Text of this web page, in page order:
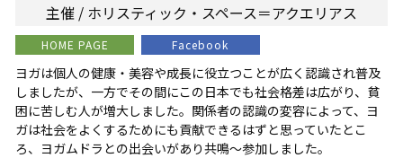
主催 / ホリスティック・スペース＝アクエリアス
HOME PAGE Facebook
ヨガは個人の健康・美容や成長に役立つことが広く認識され普及
しましたが、一方でその間にこの日本でも社会格差は広がり、貧
困に苦しむ人が増大しました。関係者の認識の変容によって、ヨ
ガは社会をよくするためにも貢献できるはずと思っていたとこ
ろ、ヨガムドラとの出会いがあり共鳴～参加しました。